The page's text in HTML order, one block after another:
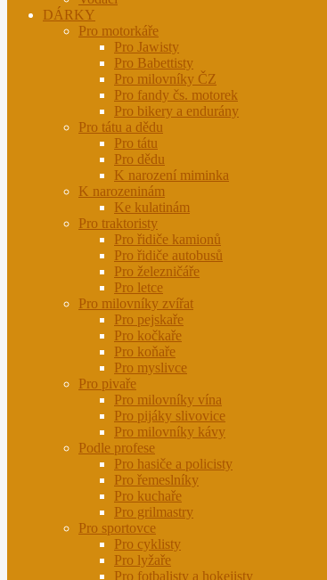
DÁRKY
Pro motorkáře
Pro Jawisty
Pro Babettisty
Pro milovníky ČZ
Pro fandy čs. motorek
Pro bikery a endurány
Pro tátu a dědu
Pro tátu
Pro dědu
K narození miminka
K narozeninám
Ke kulatinám
Pro traktoristy
Pro řidiče kamionů
Pro řidiče autobusů
Pro železničáře
Pro letce
Pro milovníky zvířat
Pro pejskaře
Pro kočkaře
Pro koňaře
Pro myslivce
Pro pivaře
Pro milovníky vína
Pro pijáky slivovice
Pro milovníky kávy
Podle profese
Pro hasiče a policisty
Pro řemeslníky
Pro kuchaře
Pro grilmastry
Pro sportovce
Pro cyklisty
Pro lyžaře
Pro fotbalisty a hokejisty